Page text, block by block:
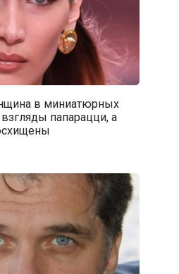
в миниатюрных
папарацци, а